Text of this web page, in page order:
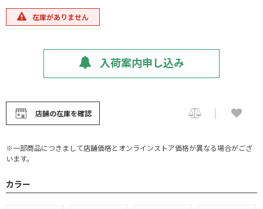
在庫がありません
入荷案内申し込み
店舗の在庫を確認
※一部商品につきまして店舗価格とオンラインストア価格が異なる場合がござ
います。
カラー